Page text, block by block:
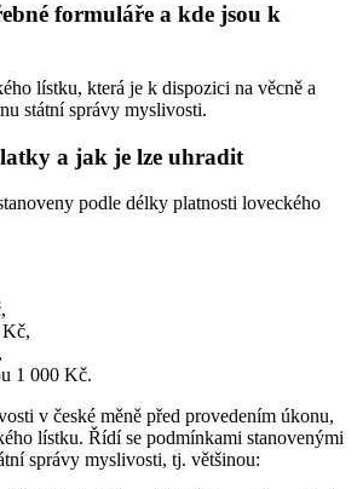
formuláře a kde jsou k
lístku, která je k dispozici na věcně a
státní správy myslivosti.
a jak je lze uhradit
podle délky platnosti loveckého
Kč,
1 000 Kč.
v české měně před provedením úkonu,
lístku. Řídí se podmínkami stanovenými
správy myslivosti, tj. většinou: